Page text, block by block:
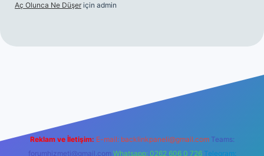
Aç Olunca Ne Düşer için admin
Reklam ve İletişim: E-mail: backlinkpaneli@gmail.com Teams:
forumhizmeti@gmail.com Whatsapp: 0262 606 0 726 Telegram: